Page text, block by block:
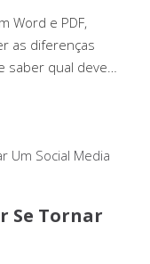
Word e PDF,
as diferenças
saber qual deve…
Se Tornar